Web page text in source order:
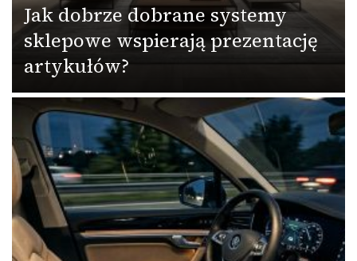
Jak dobrze dobrane systemy
sklepowe wspierają prezentację
artykułów?